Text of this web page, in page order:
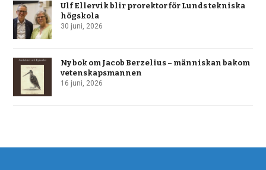
Ulf Ellervik blir prorektor för Lunds tekniska
högskola
30 juni, 2026
Ny bok om Jacob Berzelius – människan bakom
vetenskapsmannen
16 juni, 2026